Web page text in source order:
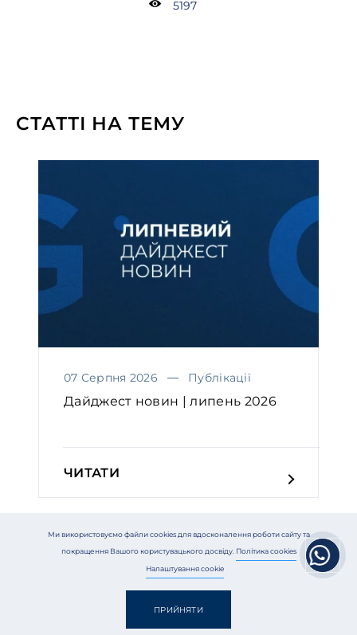
5197
СТАТТІ НА ТЕМУ
07 Серпня 2026 Публікації
Дайджест новин | липень 2026
ЧИТАТИ
Ми використовуємо файли cookies для вдосконалення роботи сайту та
покращення Вашого користувацького досвіду. Політика cookies
Налаштування cookie
ПРИЙНЯТИ